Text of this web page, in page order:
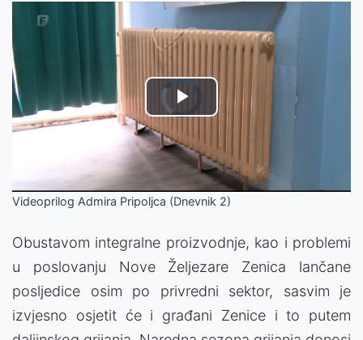
Video
is
Play
Video
Videoprilog Admira Pripoljca (Dnevnik 2)
Obustavom integralne proizvodnje, kao i problemi
u poslovanju Nove Željezare Zenica lančane
posljedice osim po privredni sektor, sasvim je
izvjesno osjetit će i građani Zenice i to putem